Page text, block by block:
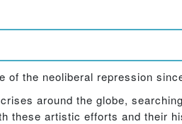
the neoliberal repression
around the globe,
these artistic efforts and their